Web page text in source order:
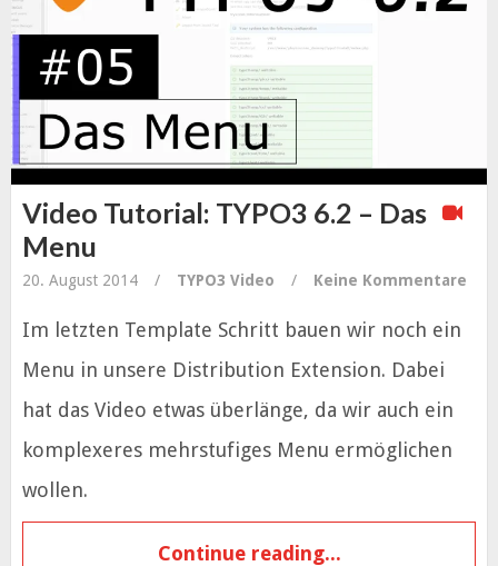
Video Tutorial: TYPO3 6.2 – Das
Menu
20. August 2014 / TYPO3 Video / Keine Kommentare
Im letzten Template Schritt bauen wir noch ein
Menu in unsere Distribution Extension. Dabei
hat das Video etwas überlänge, da wir auch ein
komplexeres mehrstufiges Menu ermöglichen
wollen.
Continue reading...